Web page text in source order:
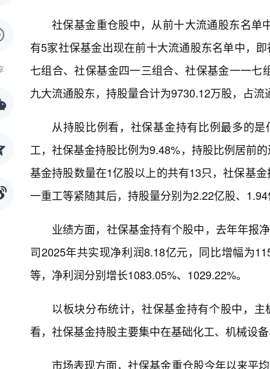
社保基金重仓股中，从前十大流通股东名
有5家社保基金出现在前十大流通股东名单中，
七组合、社保基金四一三组合、社保基金一一
九大流通股东，持股量合计为9730.12万股，占流
从持股比例看，社保基金持有比例最多的
工，社保基金持股比例为9.48%，持股比例居前
基金持股数量在1亿股以上的共有13只，社保基
一重工等紧随其后，持股量分别为2.22亿股、
业绩方面，社保基金持有个股中，去年年报
司2025年共实现净利润8.18亿元，同比增幅为
等，净利润分别增长1083.05%、1029.22%。
以板块分布统计，社保基金持有个股中，
看，社保基金持股主要集中在基础化工、机械设
市场表现方面，社保基金重仓股今年以来平